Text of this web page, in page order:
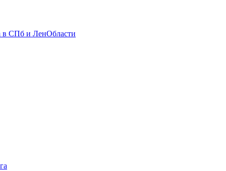
в СПб и ЛенОбласти